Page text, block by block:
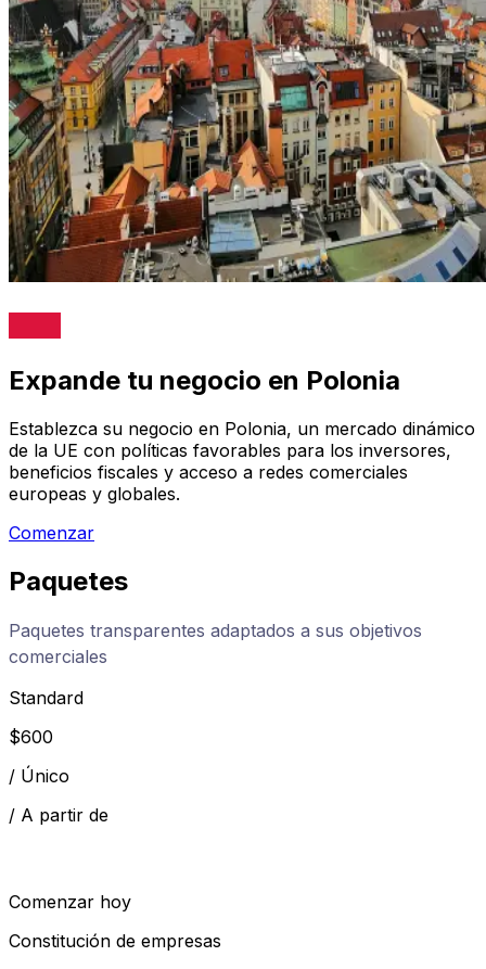
Expande tu negocio en Polonia
Establezca su negocio en Polonia, un mercado dinámico
de la UE con políticas favorables para los inversores,
beneficios fiscales y acceso a redes comerciales
europeas y globales.
Comenzar
Paquetes
Paquetes transparentes adaptados a sus objetivos
comerciales
Standard
$600
/ Único
/ A partir de
Comenzar hoy
Constitución de empresas